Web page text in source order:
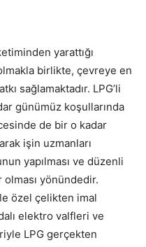
yarattığı
birlikte, çevreye en
sağlamaktadır. LPG’li
günümüz koşullarında
de bir o kadar
işin uzmanları
yapılması ve düzenli
olması yönündedir.
özel çelikten imal
elektro valfleri ve
LPG gerçekten